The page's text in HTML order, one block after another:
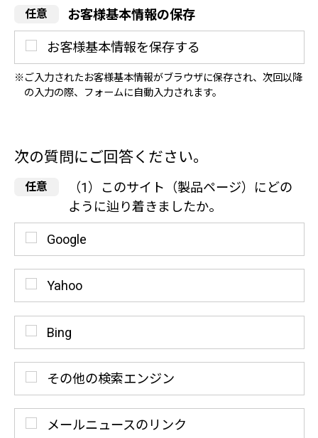
お客様基本情報の保存
お客様基本情報を保存する
ご入力されたお客様基本情報がブラウザに保存され、次回以降
の入力の際、フォームに自動入力されます。
次の質問にご回答ください。
（1）このサイト（製品ページ）にどの
ように辿り着きましたか。
Google
Yahoo
Bing
その他の検索エンジン
メールニュースのリンク